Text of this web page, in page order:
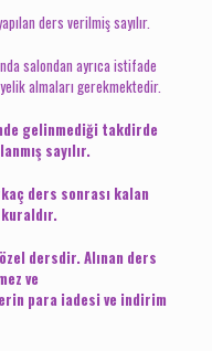
ders verilmiş sayılır.
salondan ayrıca istifade
almaları gerekmektedir.
gelinmediği takdirde
sayılır.
ders sonrası kalan
dersdir. Alınan ders
ve
para iadesi ve indirim